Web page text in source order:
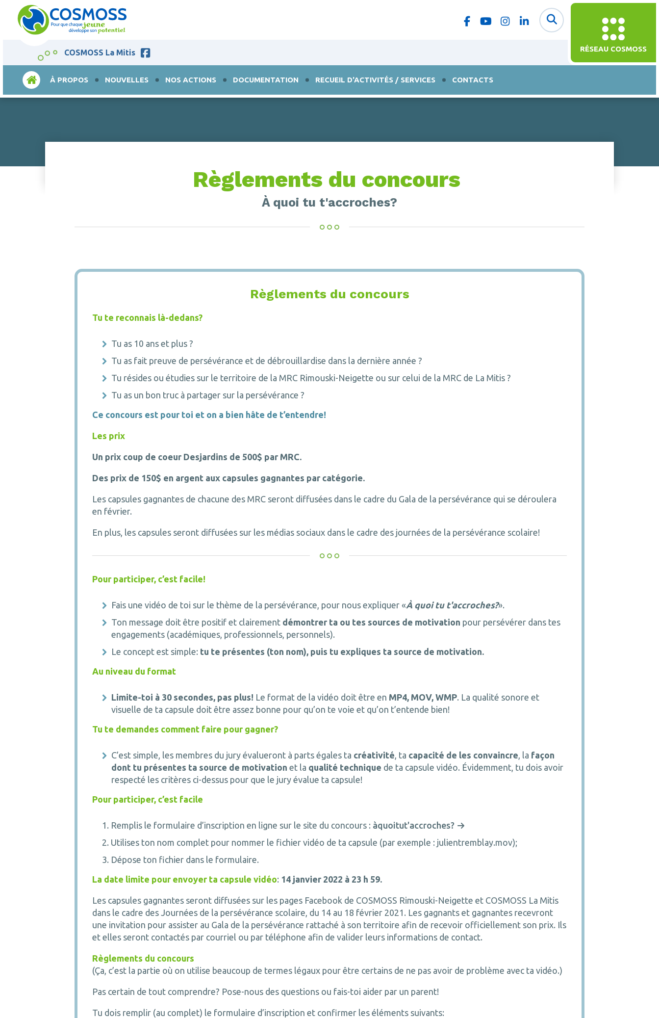
RÉSEAU COSMOSS
COSMOSS La Mitis
ACCUEILÀ PROPOS NOUVELLES NOS ACTIONS DOCUMENTATION RECUEIL D'ACTIVITÉS / SERVICES CONTACTS
Règlements du concours
À quoi tu t'accroches?
Règlements du concours
Tu te reconnais là-dedans?
Tu as 10 ans et plus ?
Tu as fait preuve de persévérance et de débrouillardise dans la dernière année ?
Tu résides ou étudies sur le territoire de la MRC Rimouski-Neigette ou sur celui de la MRC de La Mitis ?
Tu as un bon truc à partager sur la persévérance ?
Ce concours est pour toi et on a bien hâte de t’entendre!
Les prix
Un prix coup de coeur Desjardins de 500$ par MRC.
Des prix de 150$ en argent aux capsules gagnantes par catégorie.
Les capsules gagnantes de chacune des MRC seront diffusées dans le cadre du Gala de la persévérance qui se déroulera
en février.
En plus, les capsules seront diffusées sur les médias sociaux dans le cadre des journées de la persévérance scolaire!
Pour participer, c’est facile!
Fais une vidéo de toi sur le thème de la persévérance, pour nous expliquer «À quoi tu t'accroches?».
Ton message doit être positif et clairement démontrer ta ou tes sources de motivation pour persévérer dans tes
engagements (académiques, professionnels, personnels).
Le concept est simple: tu te présentes (ton nom), puis tu expliques ta source de motivation.
Au niveau du format
Limite-toi à 30 secondes, pas plus! Le format de la vidéo doit être en MP4, MOV, WMP. La qualité sonore et
visuelle de ta capsule doit être assez bonne pour qu’on te voie et qu’on t’entende bien!
Tu te demandes comment faire pour gagner?
C’est simple, les membres du jury évalueront à parts égales ta créativité, ta capacité de les convaincre, la façon
dont tu présentes ta source de motivation et la qualité technique de ta capsule vidéo. Évidemment, tu dois avoir
respecté les critères ci-dessus pour que le jury évalue ta capsule!
Pour participer, c’est facile
Remplis le formulaire d’inscription en ligne sur le site du concours : àquoitut'accroches?
Utilises ton nom complet pour nommer le fichier vidéo de ta capsule (par exemple : julientremblay.mov);
Dépose ton fichier dans le formulaire.
La date limite pour envoyer ta capsule vidéo: 14 janvier 2022 à 23 h 59.
Les capsules gagnantes seront diffusées sur les pages Facebook de COSMOSS Rimouski-Neigette et COSMOSS La Mitis
dans le cadre des Journées de la persévérance scolaire, du 14 au 18 février 2021. Les gagnants et gagnantes recevront
une invitation pour assister au Gala de la persévérance rattaché à son territoire afin de recevoir officiellement son prix. Ils
et elles seront contactés par courriel ou par téléphone afin de valider leurs informations de contact.
Règlements du concours
(Ça, c’est la partie où on utilise beaucoup de termes légaux pour être certains de ne pas avoir de problème avec ta vidéo.)
Pas certain de tout comprendre? Pose-nous des questions ou fais-toi aider par un parent!
Tu dois remplir (au complet) le formulaire d’inscription et confirmer les éléments suivants: